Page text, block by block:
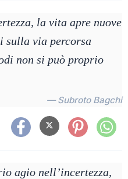
la vita apre nuove
sulla via percorsa
non si può proprio
— Subroto Bagchi
agio nell’incertezza,